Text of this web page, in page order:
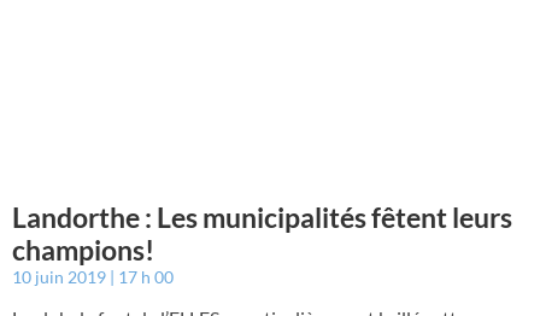
Landorthe : Les municipalités fêtent leurs
champions!
10 juin 2019 17 h 00